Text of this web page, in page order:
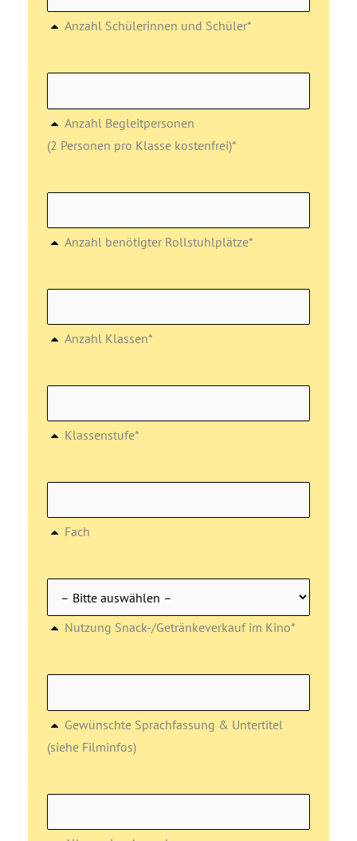
Anzahl Schülerinnen und Schüler*
Anzahl Begleitpersonen
(2 Personen pro Klasse kostenfrei)*
Anzahl benötigter Rollstuhlplätze*
Anzahl Klassen*
Klassenstufe*
Fach
Nutzung Snack-/Getränkeverkauf im Kino*
Gewünschte Sprachfassung & Untertitel
(siehe Filminfos)